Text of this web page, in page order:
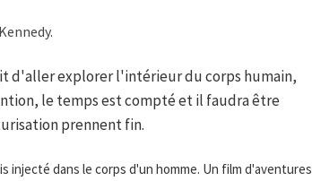
d'aller explorer l'intérieur du corps humain,
le temps est compté et il faudra être
prennent fin.
injecté dans le corps d'un homme. Un film d'aventures